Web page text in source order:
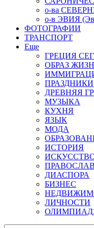
о-ва
о-в ЭВИЯ
ФОТОГРАФИИ
ТРАНСПОРТ
Еще
ГРЕЦИЯ
ОБРАЗ
ПРАЗДНИКИ
ДРЕВНЯЯ
МУЗЫКА
КУХНЯ
ЯЗЫК
МОДА
ИСТОРИЯ
ДИАСПОРА
БИЗНЕС
ЛИЧНОСТИ